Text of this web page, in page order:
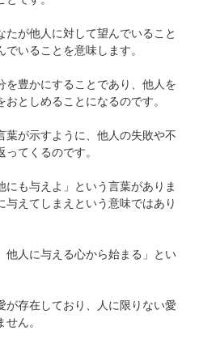
が他人に対して望んでいること
いることを意味します。
を豊かにすることであり、他人を
としめることになるのです。
葉が示すように、他人の失敗や不
てくるのです。
も与えよ」という言葉がありま
えてしまえという意味ではあり
他人に与える心から始まる」とい
が存在しており、人に限りない愛
ん。